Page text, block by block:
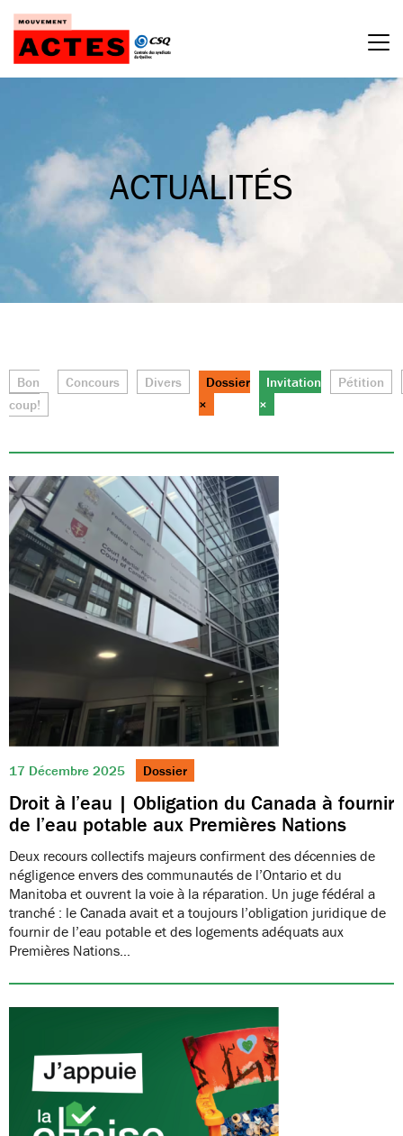
Passer
contenu
ACTUALITÉS
17 Décembre 2025 Dossier
Droit à l’eau | Obligation du Canada à fournir
de l’eau potable aux Premières Nations
Deux recours collectifs majeurs confirment des décennies de
négligence envers des communautés de l’Ontario et du
Manitoba et ouvrent la voie à la réparation. Un juge fédéral a
tranché : le Canada avait et a toujours l’obligation juridique de
fournir de l’eau potable et des logements adéquats aux
Premières Nations…
Bon
coup!
Concours Divers
Dossier
×
Invitation
×
Pétition